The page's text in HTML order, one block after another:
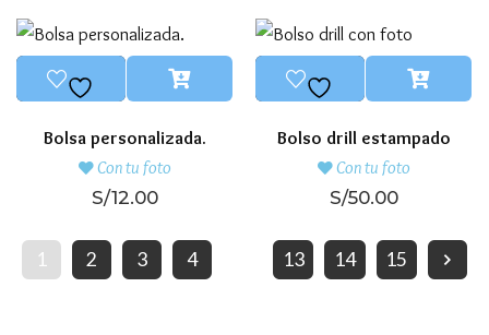
Bolsa personalizada.
Con tu foto
S/12.00
Bolso drill estampado
Con tu foto
S/50.00
1 2 3 4 13 14 15